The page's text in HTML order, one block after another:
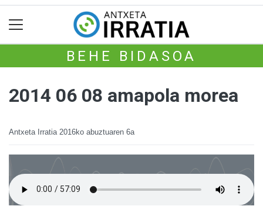
BEHE BIDASOA
2014 06 08 amapola morea
Antxeta Irratia 2016ko abuztuaren 6a